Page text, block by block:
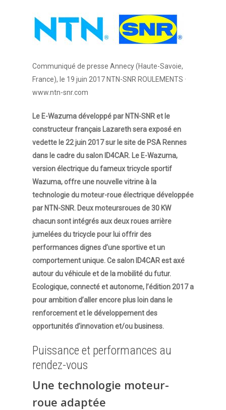
Communiqué de presse Annecy (Haute-Savoie,
France), le 19 juin 2017 NTN-SNR ROULEMENTS ·
www.ntn-snr.com
Le E-Wazuma développé par NTN-SNR et le
constructeur français Lazareth sera exposé en
vedette le 22 juin 2017 sur le site de PSA Rennes
dans le cadre du salon ID4CAR. Le E-Wazuma,
version électrique du fameux tricycle sportif
Wazuma, offre une nouvelle vitrine à la
technologie du moteur-roue électrique développée
par NTN-SNR. Deux moteursroues de 30 KW
chacun sont intégrés aux deux roues arrière
jumelées du tricycle pour lui offrir des
performances dignes d’une sportive et un
comportement unique. Ce salon ID4CAR est axé
autour du véhicule et de la mobilité du futur.
Ecologique, connecté et autonome, l’édition 2017 a
pour ambition d’aller encore plus loin dans le
renforcement et le développement des
opportunités d’innovation et/ou business.
Puissance et performances au
rendez-vous
Une technologie moteur-
roue adaptée